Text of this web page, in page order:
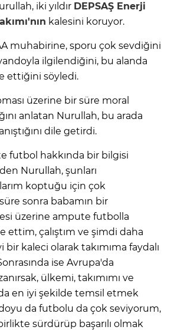
iki yıldır DEPSAŞ Enerji
kalesini koruyor.
muhabirine, sporu çok sevdiğini
ilgilendiğini, bu alanda
ettiğini söyledi.
üzerine bir süre moral
anlatan Nurullah, bu arada
dile getirdi.
futbol hakkında bir bilgisi
Nurullah, şunları
koptuğu için çok
sonra babamın bir
üzerine ampute futbolla
ettim, çalıştım ve şimdi daha
kaleci olarak takımıma faydalı
ise Avrupa'da
ülkemi, takımımı ve
en iyi şekilde temsil etmek
da futbolu da çok seviyorum,
sürdürüp başarılı olmak